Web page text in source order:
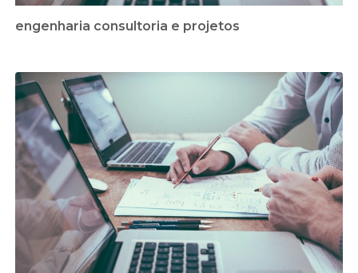
engenharia consultoria e projetos